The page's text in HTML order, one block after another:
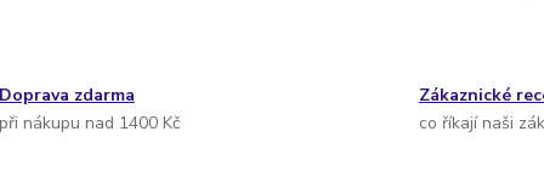
zdarma
nákupu nad 1400 Kč
Zákaznické
co říkají naši